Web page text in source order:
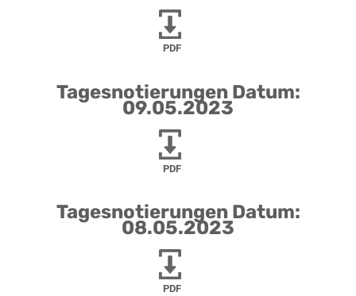
PDF
Tagesnotierungen Datum:
09.05.2023
PDF
Tagesnotierungen Datum:
08.05.2023
PDF